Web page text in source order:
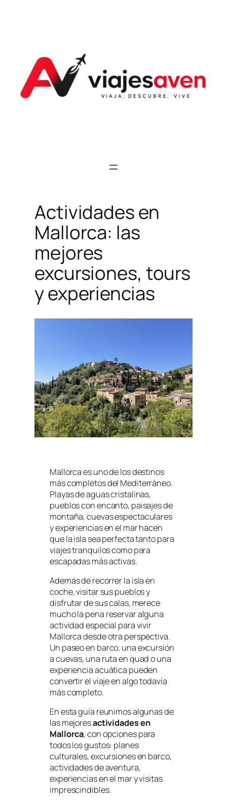
contenido
Actividades en
Mallorca: las
mejores
excursiones, tours
y experiencias
Mallorca es uno de los destinos
más completos del Mediterráneo.
Playas de aguas cristalinas,
pueblos con encanto, paisajes de
montaña, cuevas espectaculares
y experiencias en el mar hacen
que la isla sea perfecta tanto para
viajes tranquilos como para
escapadas más activas.
Además de recorrer la isla en
coche, visitar sus pueblos y
disfrutar de sus calas, merece
mucho la pena reservar alguna
actividad especial para vivir
Mallorca desde otra perspectiva.
Un paseo en barco, una excursión
a cuevas, una ruta en quad o una
experiencia acuática pueden
convertir el viaje en algo todavía
más completo.
En esta guía reunimos algunas de
las mejoresactividades en
Mallorca, con opciones para
todos los gustos: planes
culturales, excursiones en barco,
actividades de aventura,
experiencias en el mar y visitas
imprescindibles.